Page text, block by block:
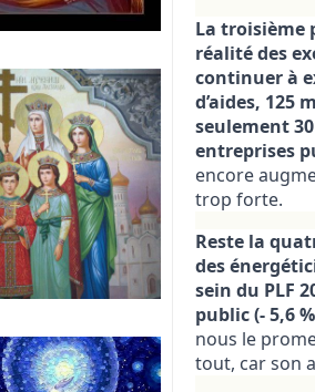
La troisième
réalité des
continuer à
d’aides, 125
seulement
entreprises
encore
trop forte.
Reste la
des
sein du PLF
public (- 5,6
nous le
tout, car son